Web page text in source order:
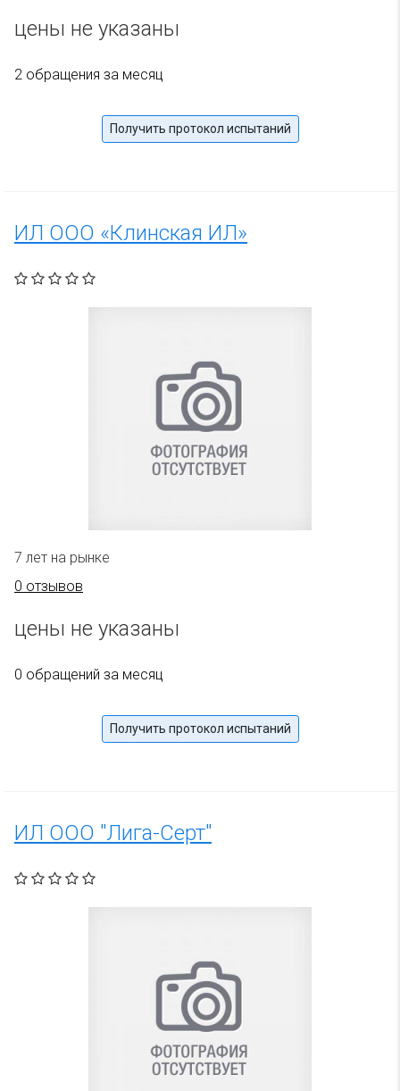
цены не указаны
2 обращения за месяц
Получить протокол испытаний
ИЛ ООО «Клинская ИЛ»
7 лет на рынке
0 отзывов
цены не указаны
0 обращений за месяц
Получить протокол испытаний
ИЛ ООО "Лига-Серт"